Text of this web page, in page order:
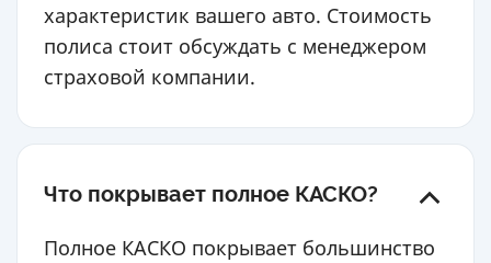
характеристик вашего авто. Стоимость
полиса стоит обсуждать с менеджером
страховой компании.
Что покрывает полное КАСКО?
Полное КАСКО покрывает большинство